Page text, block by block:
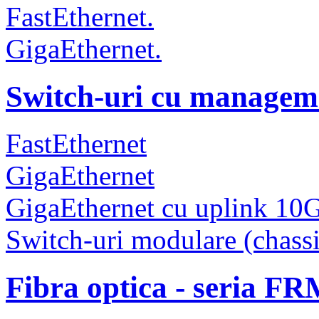
FastEthernet.
GigaEthernet.
Switch-uri cu
FastEthernet
GigaEthernet
GigaEthernet cu uplink
Switch-uri modulare
Fibra optica - seria